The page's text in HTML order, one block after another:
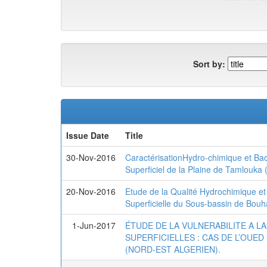
Sort by:
Issue Date
Title
30-Nov-2016
CaractérisationHydro-chimique et
Superficiel de la Plaine de Tamlouka
20-Nov-2016
Etude de la Qualité Hydrochimique
Superficielle du Sous-bassin de
1-Jun-2017
ÉTUDE DE LA VULNERABILITE A
SUPERFICIELLES : CAS DE
(NORD-EST ALGERIEN).